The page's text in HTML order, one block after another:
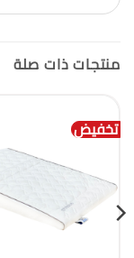
منتجات ذات صلة
تخفيض